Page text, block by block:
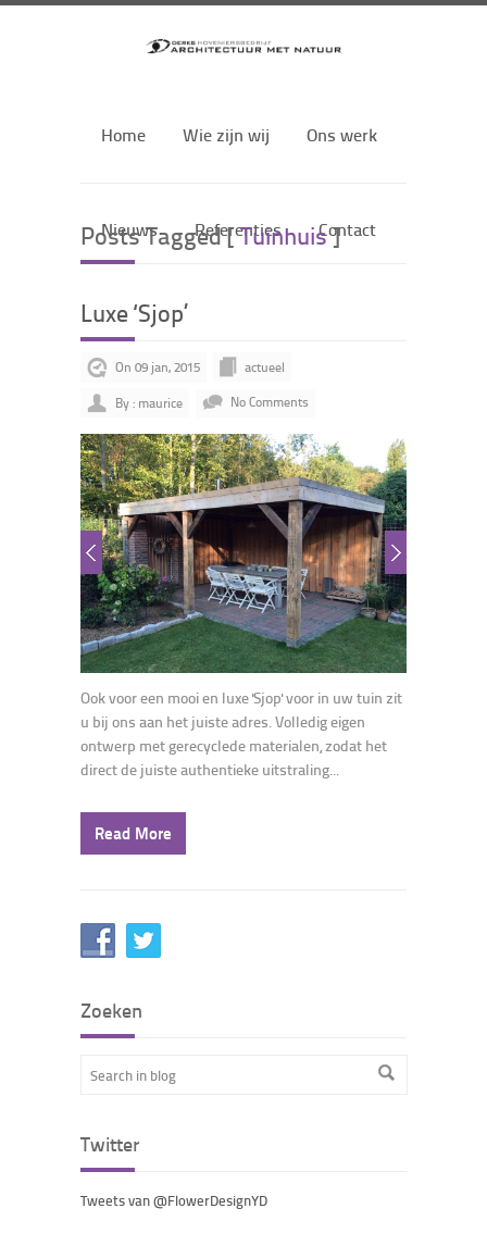
Home Wie zijn wij Ons werk
Nieuws Referenties Contact
Posts Tagged [Tuinhuis]
Luxe ‘Sjop’
On 09 jan, 2015
actueel
By : maurice
No Comments
Ook voor een mooi en luxe 'Sjop' voor in uw tuin zit
u bij ons aan het juiste adres. Volledig eigen
ontwerp met gerecyclede materialen, zodat het
direct de juiste authentieke uitstraling...
Read More
Zoeken
Twitter
Tweets van @FlowerDesignYD